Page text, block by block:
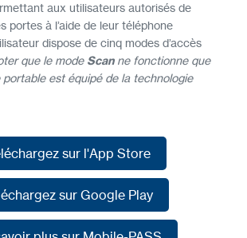
aux utilisateurs autorisés de
portes à l’aide de leur téléphone
dispose de cinq modes d’accès
que le mode Scanne fonctionne que
portable est équipé de la technologie
sur l'App Store
sur l'App Store
sur Google Play
sur Google Play